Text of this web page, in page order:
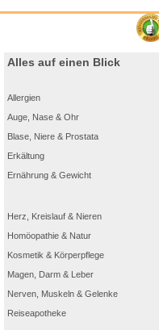
Sonnenstrahlung.
UVA-Strahlung als Bestandteil
Bildung von Falten sowie
hervorrufen. UVB-Strahlung
durch beide Arten von Strahlung.
Daylong setzen wir auf
sofortigen UVA- und UVB-Schutz,
sonnenbedingter Hautalterung
Konzentration und optimaler
1 Umfrage i.A. von Galderma im
in Deutschland (Marpinion GmbH,
auf die Gesamtmarke Daylong™/
Alles auf einen Blick
Allergien
Auge, Nase & Ohr
Blase, Niere & Prostata
Erkältung
Ernährung & Gewicht
Herz, Kreislauf & Nieren
Homöopathie & Natur
Kosmetik & Körperpflege
Magen, Darm & Leber
Nerven, Muskeln & Gelenke
Reiseapotheke